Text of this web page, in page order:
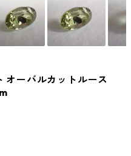
オーバルカットルース